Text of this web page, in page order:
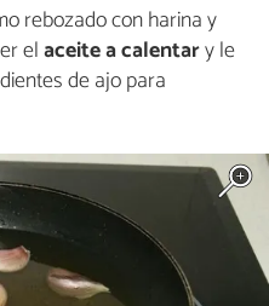
rebozado con harina y
elaceite a calentary le
de ajo para